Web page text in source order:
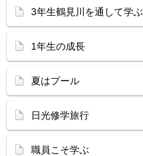
3年生鶴見川を通して学ぶ
1年生の成長
夏はプール
日光修学旅行
職員こそ学ぶ